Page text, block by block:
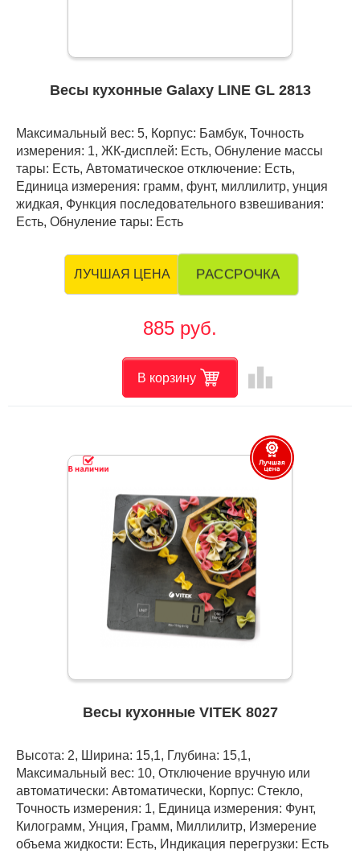
Весы кухонные Galaxy LINE GL 2813
Максимальный вес: 5, Корпус: Бамбук, Точность
измерения: 1, ЖК-дисплей: Есть, Обнуление массы
тары: Есть, Автоматическое отключение: Есть,
Единица измерения: грамм, фунт, миллилитр, унция
жидкая, Функция последовательного взвешивания:
Есть, Обнуление тары: Есть
ЛУЧШАЯ ЦЕНА РАССРОЧКА
885 руб.
В корзину leaderboard
Весы кухонные VITEK 8027
Высота: 2, Ширина: 15,1, Глубина: 15,1,
Максимальный вес: 10, Отключение вручную или
автоматически: Автоматически, Корпус: Стекло,
Точность измерения: 1, Единица измерения: Фунт,
Килограмм, Унция, Грамм, Миллилитр, Измерение
объема жидкости: Есть, Индикация перегрузки: Есть